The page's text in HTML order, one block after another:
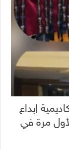
إبداع
الشرق الأوسط 2025م لأول مرة في